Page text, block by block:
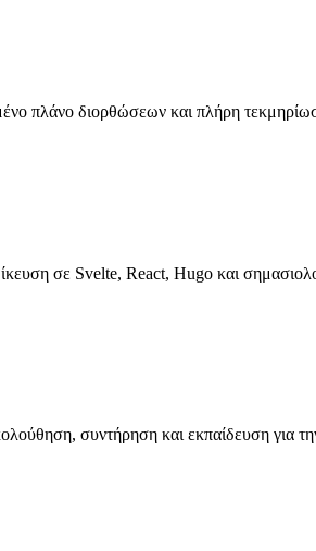
πλάνο διορθώσεων και πλήρη
σε Svelte, React, Hugo και
συντήρηση και εκπαίδευση